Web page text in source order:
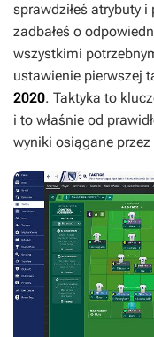
sprawdziłeś atrybuty
zadbałeś o
wszystkimi
ustawienie pierwszej
2020. Taktyka to
i to właśnie od
wyniki osiągane przez